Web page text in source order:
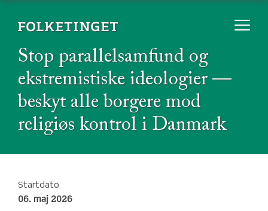
Stop parallelsamfund og
ekstremistiske ideologier —
beskyt alle borgere mod
religiøs kontrol i Danmark
Startdato
06. maj 2026